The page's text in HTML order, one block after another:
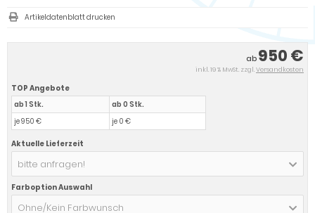
ab 950 €
inkl. 19 % MwSt. zzgl.Versandkosten
TOP Angebote
ab 1 Stk.
je 950 €
ab 0 Stk.
je 0 €
Aktuelle Lieferzeit
bitte anfragen!
Farboption Auswahl
Ohne/Kein Farbwunsch
Artikeldatenblatt drucken